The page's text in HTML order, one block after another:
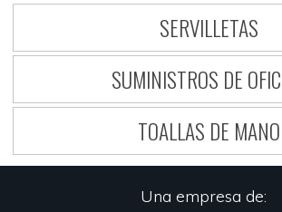
SERVILLETAS
SUMINISTROS DE
TOALLAS DE MANO
Una empresa de: